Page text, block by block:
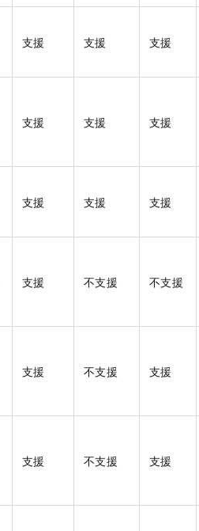
支援 支援 支援
支援 支援 支援
支援 支援 支援
支援 不支援 不支援
支援 不支援 支援
支援 不支援 支援